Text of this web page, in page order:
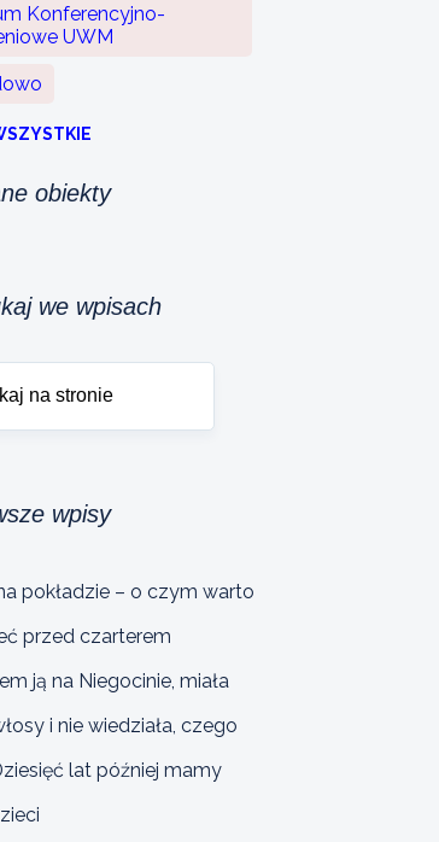
Konferencyjno-
UWM
obiekty
we wpisach
wpisy
pokładzie – o czym warto
przed czarterem
ją na Niegocinie, miała
i nie wiedziała, czego
lat później mamy